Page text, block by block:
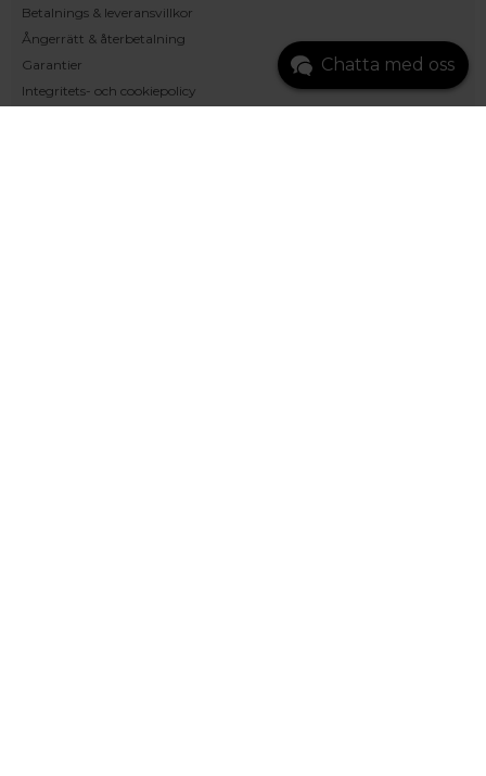
Betalnings & leveransvillkor
Ångerrätt & återbetalning
Garantier
Integritets- och cookiepolicy
Chatta med oss